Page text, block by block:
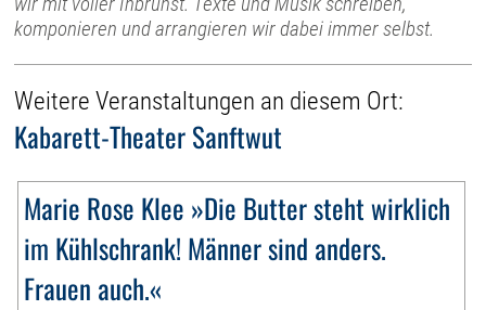
komponieren und arrangieren wir dabei immer selbst.
Weitere Veranstaltungen an diesem Ort:
Kabarett-Theater Sanftwut
Marie Rose Klee »Die Butter steht wirklich
im Kühlschrank! Männer sind anders.
Frauen auch.«